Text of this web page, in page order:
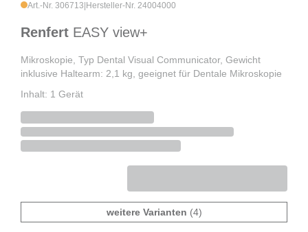
Art.-Nr. 306713 Hersteller-Nr. 24004000
Renfert EASY view+
Mikroskopie, Typ Dental Visual Communicator, Gewicht
inklusive Haltearm: 2,1 kg, geeignet für Dentale Mikroskopie
Inhalt: 1 Gerät
weitere Varianten (4)